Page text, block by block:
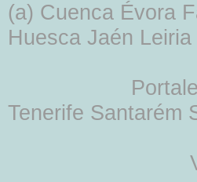
(a) Cuenca Évora
Huesca Jaén
Tenerife Santarém